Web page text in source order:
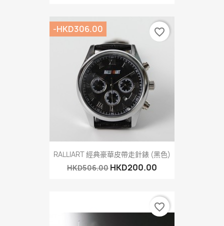
RALLIART 經典豪華皮帶走針錶 (黑色)
HKD506.00 HKD200.00
-HKD306.00 favorite_border
favorite_border